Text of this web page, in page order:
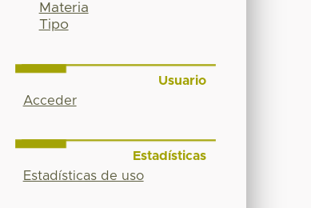
Materia
Tipo
Usuario
Acceder
Estadísticas
Estadísticas de uso